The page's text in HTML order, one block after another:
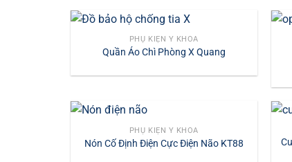
PHỤ KIỆN Y KHOA
Quần Áo Chì Phòng X Quang
PHỤ KIỆN Y KHOA
Nón Cố Định Điện Cực Điện Não KT88